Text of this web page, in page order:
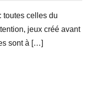
toutes celles du
jeux créé avant
sont à […]